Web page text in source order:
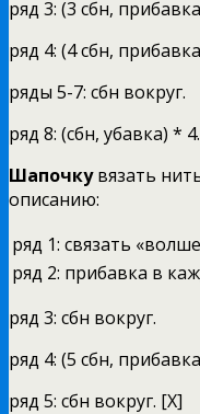
ряд 3: (3 сбн,
ряд 4: (4 сбн,
ряды 5-7: сбн вокруг.
ряд 8: (сбн, убавка) *
Шапочкувязать
описанию:
ряд 1: связать
ряд 2: прибавка в
ряд 3: сбн вокруг.
ряд 4: (5 сбн,
ряд 5: сбн вокруг. [X]